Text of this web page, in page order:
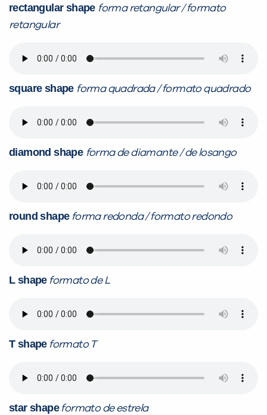
rectangular shape forma retangular / formato
retangular
square shape forma quadrada / formato quadrado
diamond shape forma de diamante / de losango
round shapeforma redonda / formato redondo
L shapeformato de L
T shapeformato T
star shapeformato de estrela
Sim Não
VOLTAR